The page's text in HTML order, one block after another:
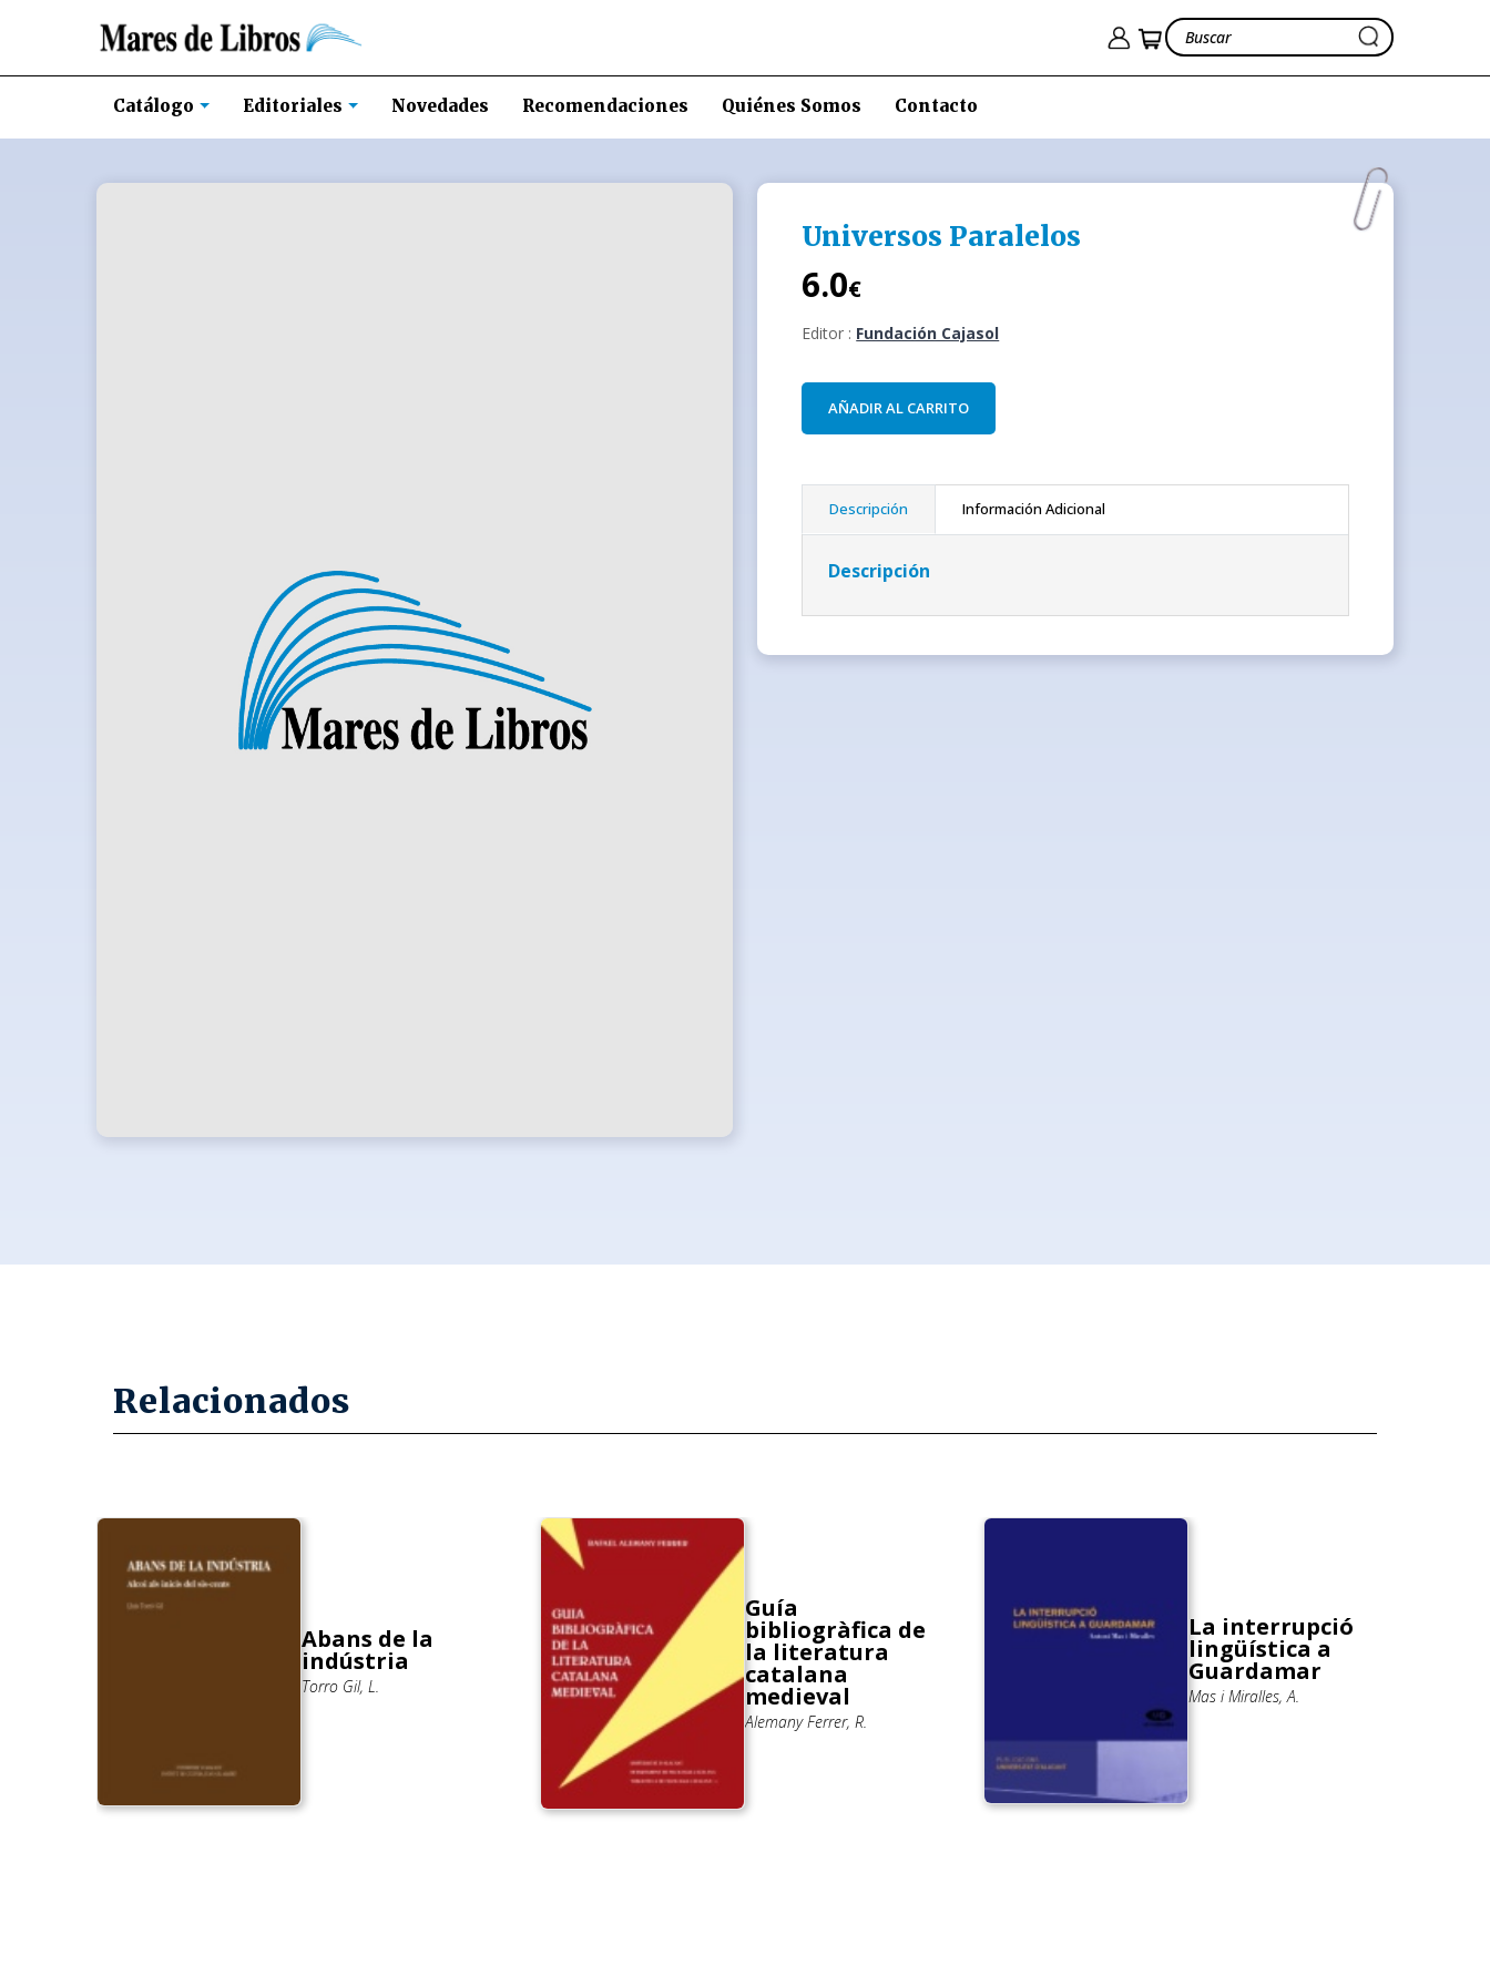
Catálogo Editoriales Novedades Recomendaciones Quiénes Somos Contacto
Universos Paralelos
6.0€
Editor : Fundación Cajasol
AÑADIR AL CARRITO
Descripción Información Adicional
Descripción
Relacionados
Abans de la
indústria
Torro Gil, L.
Guía
bibliogràfica de
la literatura
catalana
medieval
Alemany Ferrer, R.
La interrupció
lingüística a
Guardamar
Mas i Miralles, A.